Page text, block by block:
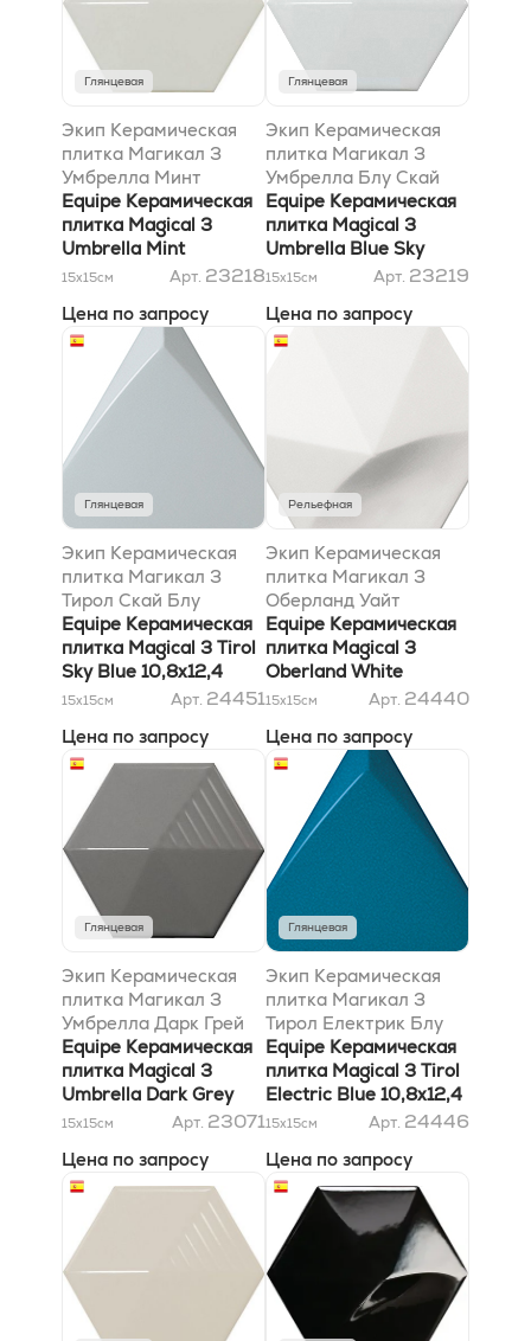
Глянцевая
Экип Керамическая
плитка Магикал 3
Умбрелла Минт
10,7х12,4 HX * 0,01м2/
пл заказ от палета
Equipe Керамическая
плитка Magical 3
Umbrella Mint
10,7х12,4 HX * 0,01м2/
15x15см Арт. 23218
Цена по запросу
Глянцевая
Экип Керамическая
плитка Магикал 3
Умбрелла Блу Скай
10,7х12,4 * 0,01м2/пл
заказ от палета
Equipe Керамическая
плитка Magical 3
Umbrella Blue Sky
10,7х12,4 * 0,01м2/пл
15x15см Арт. 23219
Цена по запросу
Глянцевая
Экип Керамическая
плитка Магикал 3
Тирол Скай Блу
10,8х12,4
Equipe Керамическая
плитка Magical 3 Tirol
Sky Blue 10,8х12,4
15x15см Арт. 24451
Цена по запросу
Рельефная
Экип Керамическая
плитка Магикал 3
Оберланд Уайт
12,4x10,7 матовый
Equipe Керамическая
плитка Magical 3
Oberland White
12,4x10,7 Matt
15x15см Арт. 24440
Цена по запросу
Глянцевая
Экип Керамическая
плитка Магикал 3
Умбрелла Дарк Грей
10,7х12,4 * 0,01м2/пл
заказ от палета
Equipe Керамическая
плитка Magical 3
Umbrella Dark Grey
10,7х12,4 * 0,01м2/пл
15x15см Арт. 23071
Цена по запросу
Глянцевая
Экип Керамическая
плитка Магикал 3
Тирол Електрик Блу
10,8х12,4
Equipe Керамическая
плитка Magical 3 Tirol
Electric Blue 10,8х12,4
15x15см Арт. 24446
Цена по запросу